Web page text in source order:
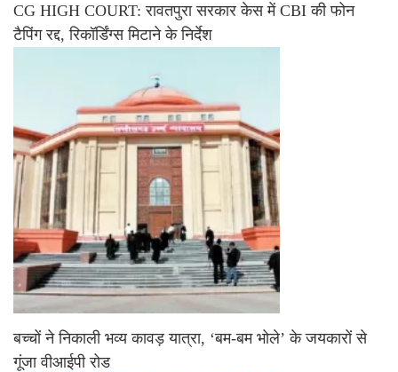
CG HIGH COURT: रावतपुरा सरकार केस में CBI की फोन
टैपिंग रद्द, रिकॉर्डिंग्स मिटाने के निर्देश
बच्चों ने निकाली भव्य कावड़ यात्रा, ‘बम-बम भोले’ के जयकारों से
गूंजा वीआईपी रोड